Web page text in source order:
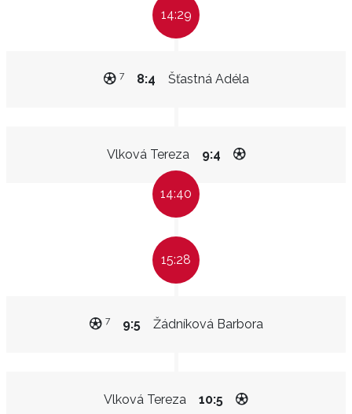
14:29
Šťastná Adéla
8:4
7
Vlková Tereza 9:4
14:40
15:28
Žádníková Barbora
9:5
7
Vlková Tereza 10:5